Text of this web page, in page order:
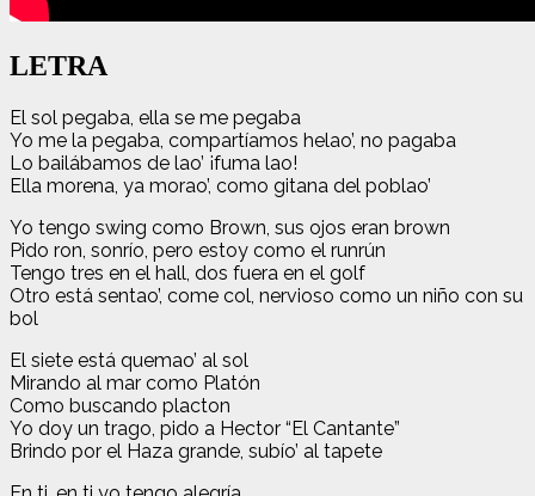
LETRA
El sol pegaba, ella se me pegaba
Yo me la pegaba, compartíamos helao’, no pagaba
Lo bailábamos de lao’ ¡fuma lao!
Ella morena, ya morao’, como gitana del poblao’
Yo tengo swing como Brown, sus ojos eran brown
Pido ron, sonrío, pero estoy como el runrún
Tengo tres en el hall, dos fuera en el golf
Otro está sentao’, come col, nervioso como un niño con su
bol
El siete está quemao’ al sol
Mirando al mar como Platón
Como buscando placton
Yo doy un trago, pido a Hector “El Cantante”
Brindo por el Haza grande, subío’ al tapete